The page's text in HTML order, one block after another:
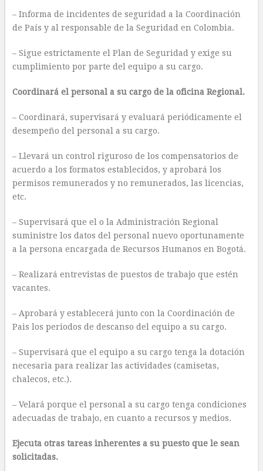
– Informa de incidentes de seguridad a la Coordinación
de País y al responsable de la Seguridad en Colombia.
– Sigue estrictamente el Plan de Seguridad y exige su
cumplimiento por parte del equipo a su cargo.
Coordinará el personal a su cargo de la oficina Regional.
– Coordinará, supervisará y evaluará periódicamente el
desempeño del personal a su cargo.
– Llevará un control riguroso de los compensatorios de
acuerdo a los formatos establecidos, y aprobará los
permisos remunerados y no remunerados, las licencias,
etc.
– Supervisará que el o la Administración Regional
suministre los datos del personal nuevo oportunamente
a la persona encargada de Recursos Humanos en Bogotá.
– Realizará entrevistas de puestos de trabajo que estén
vacantes.
– Aprobará y establecerá junto con la Coordinación de
Pais los periodos de descanso del equipo a su cargo.
– Supervisará que el equipo a su cargo tenga la dotación
necesaria para realizar las actividades (camisetas,
chalecos, etc.).
– Velará porque el personal a su cargo tenga condiciones
adecuadas de trabajo, en cuanto a recursos y medios.
Ejecuta otras tareas inherentes a su puesto que le sean
solicitadas.